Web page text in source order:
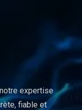
expertise
fiable et